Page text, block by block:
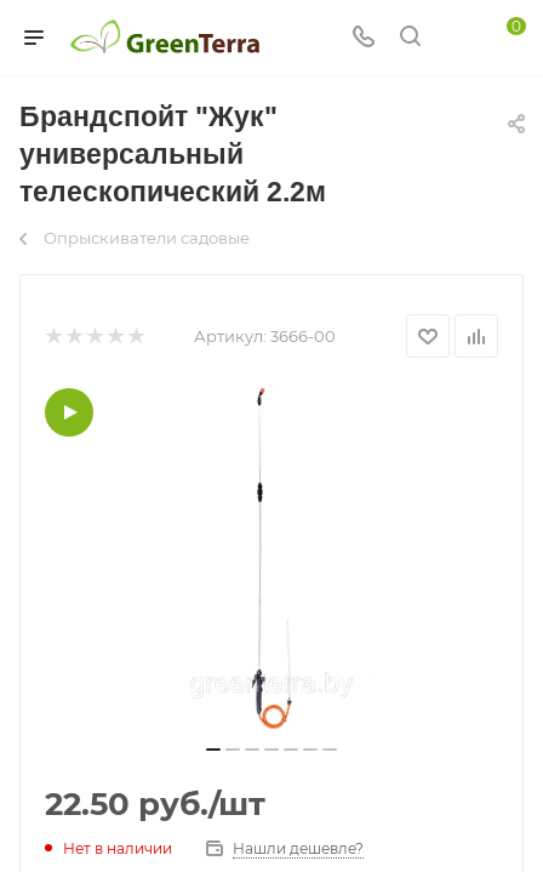
0
Брандспойт "Жук"
универсальный
телескопический 2.2м
Опрыскиватели садовые
Артикул: 3666-00
22.50 руб./шт
Нет в наличии Нашли дешевле?